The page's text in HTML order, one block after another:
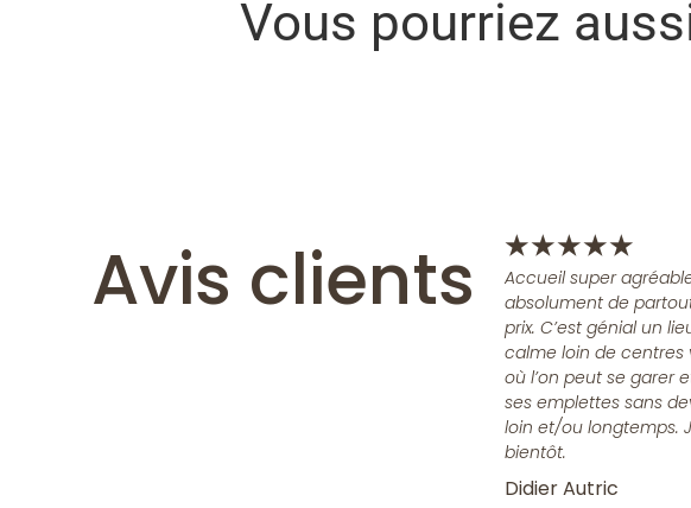
Vous pourriez
Avis clients ★★★★★
Accueil super
absolument de
prix. C’est génial un
calme loin de centres
où l’on peut se garer
ses emplettes sans
loin et/ou longtemps.
bientôt.
Didier Autric